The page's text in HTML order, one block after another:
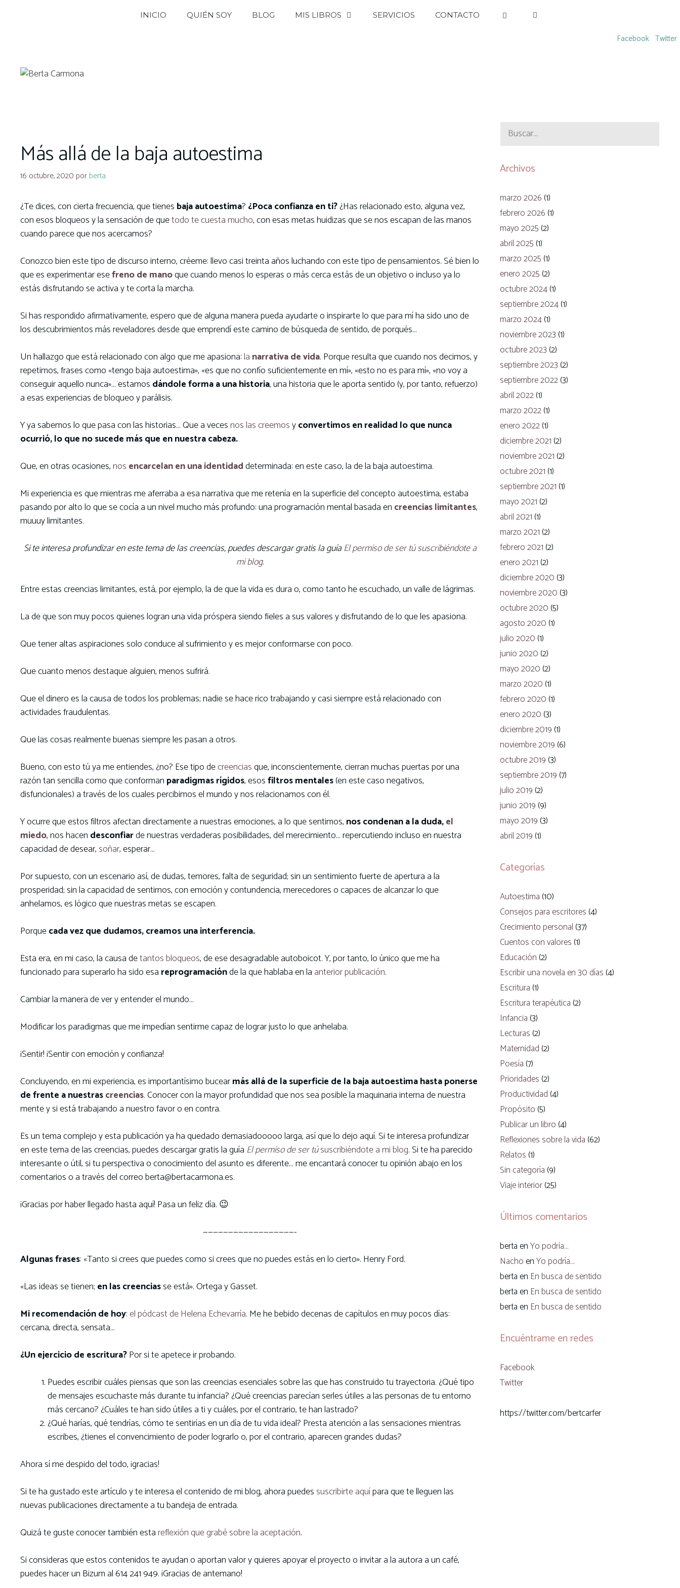
INICIO QUIÉN SOY BLOG MIS LIBROS SERVICIOS CONTACTO
Facebook Twitter
Más allá de la baja autoestima
16 octubre, 2020 por berta
¿Te dices, con cierta frecuencia, que tienes baja autoestima? ¿Poca confianza en ti?¿Has relacionado esto, alguna vez,
con esos bloqueos y la sensación de quetodo te cuesta mucho, con esas metas huidizas que se nos escapan de las manos
cuando parece que nos acercamos?
Conozco bien este tipo de discurso interno, créeme: llevo casi treinta años luchando con este tipo de pensamientos. Sé bien lo
que es experimentar esefreno de manoque cuando menos lo esperas o más cerca estás de un objetivo o incluso ya lo
estás disfrutando se activa y te corta la marcha.
Si has respondido afirmativamente, espero que de alguna manera pueda ayudarte o inspirarte lo que para mí ha sido uno de
los descubrimientos más reveladores desde que emprendí este camino de búsqueda de sentido, de porqués…
Un hallazgo que está relacionado con algo que me apasiona:la narrativa de vida. Porque resulta que cuando nos decimos, y
repetimos, frases como «tengo baja autoestima», «es que no confío suficientemente en mí», «esto no es para mí», «no voy a
conseguir aquello nunca»… estamos dándole forma a una historia, una historia que le aporta sentido (y, por tanto, refuerzo)
a esas experiencias de bloqueo y parálisis.
Y ya sabemos lo que pasa con las historias… Que a vecesnos las creemosyconvertimos en realidad lo que nunca
ocurrió, lo que no sucede más que en nuestra cabeza.
Que, en otras ocasiones,nos encarcelan en una identidaddeterminada: en este caso, la de la baja autoestima.
Mi experiencia es que mientras me aferraba a esa narrativa que me retenía en la superficie del concepto autoestima, estaba
pasando por alto lo que se cocía a un nivel mucho más profundo: una programación mental basada en creencias limitantes,
muuuy limitantes.
Si te interesa profundizar en este tema de las creencias, puedes descargar gratis la guíaEl permiso de ser túsuscribiéndote a
mi blog.
Entre estas creencias limitantes, está, por ejemplo, la de que la vida es dura o, como tanto he escuchado, un valle de lágrimas.
La de que son muy pocos quienes logran una vida próspera siendo fieles a sus valores y disfrutando de lo que les apasiona.
Que tener altas aspiraciones solo conduce al sufrimiento y es mejor conformarse con poco.
Que cuanto menos destaque alguien, menos sufrirá.
Que el dinero es la causa de todos los problemas; nadie se hace rico trabajando y casi siempre está relacionado con
actividades fraudulentas.
Que las cosas realmente buenas siempre les pasan a otros.
Bueno, con esto tú ya me entiendes, ¿no? Ese tipo decreenciasque, inconscientemente, cierran muchas puertas por una
razón tan sencilla como que conforman paradigmas rígidos, esosfiltros mentales(en este caso negativos,
disfuncionales) a través de los cuales percibimos el mundo y nos relacionamos con él.
Y ocurre que estos filtros afectan directamente a nuestras emociones, a lo que sentimos, nos condenan a la duda,el
miedo, nos hacen desconfiarde nuestras verdaderas posibilidades, del merecimiento… repercutiendo incluso en nuestra
capacidad de desear, soñar, esperar…
Por supuesto, con un escenario así, de dudas, temores, falta de seguridad; sin un sentimiento fuerte de apertura a la
prosperidad; sin la capacidad de sentirnos, con emoción y contundencia, merecedores o capaces de alcanzar lo que
anhelamos, es lógico que nuestras metas se escapen.
Porquecada vez que dudamos, creamos una interferencia.
Esta era, en mi caso, la causa detantos bloqueos, de ese desagradable autoboicot. Y, por tanto, lo único que me ha
funcionado para superarlo ha sido esa reprogramaciónde la que hablaba en la anterior publicación.
Cambiar la manera de ver y entender el mundo…
Modificar los paradigmas que me impedían sentirme capaz de lograr justo lo que anhelaba.
¡Sentir! ¡Sentir con emoción y confianza!
Concluyendo, en mi experiencia, es importantísimo bucearmás allá de la superficie de la baja autoestima hasta ponerse
de frente a nuestrascreencias. Conocer con la mayor profundidad que nos sea posible la maquinaria interna de nuestra
mente y si está trabajando a nuestro favor o en contra.
Es un tema complejo y esta publicación ya ha quedado demasiadooooo larga, así que lo dejo aquí. Si te interesa profundizar
en este tema de las creencias, puedes descargar gratis la guía El permiso de ser túsuscribiéndote a mi blog. Si te ha parecido
interesante o útil, si tu perspectiva o conocimiento del asunto es diferente… me encantará conocer tu opinión abajo en los
comentarios o a través del correo berta@bertacarmona.es.
¡Gracias por haber llegado hasta aquí! Pasa un feliz día. 😉
——————————————————-
Algunas frases: «Tanto si crees que puedes como si crees que no puedes estás en lo cierto». Henry Ford.
«Las ideas se tienen; en las creenciasse está». Ortega y Gasset.
Mi recomendación de hoy:el pódcast de Helena Echevarría. Me he bebido decenas de capítulos en muy pocos días:
cercana, directa, sensata…
¿Un ejercicio de escritura?Por si te apetece ir probando.
Puedes escribir cuáles piensas que son las creencias esenciales sobre las que has construido tu trayectoria. ¿Qué tipo
de mensajes escuchaste más durante tu infancia? ¿Qué creencias parecían serles útiles a las personas de tu entorno
más cercano? ¿Cuáles te han sido útiles a ti y cuáles, por el contrario, te han lastrado?
¿Qué harías, qué tendrías, cómo te sentirías en un día de tu vida ideal? Presta atención a las sensaciones mientras
escribes, ¿tienes el convencimiento de poder lograrlo o, por el contrario, aparecen grandes dudas?
Ahora sí me despido del todo, ¡gracias!
Si te ha gustado este artículo y te interesa el contenido de mi blog, ahora puedes suscribirte aquípara que te lleguen las
nuevas publicaciones directamente a tu bandeja de entrada.
Quizá te guste conocer también estareflexión que grabé sobre la aceptación.
Si consideras que estos contenidos te ayudan o aportan valor y quieres apoyar el proyecto o invitar a la autora a un café,
puedes hacer un Bizum al 614 241 949. ¡Gracias de antemano!
Buscar:
Archivos
marzo 2026 (1)
febrero 2026 (1)
mayo 2025 (2)
abril 2025 (1)
marzo 2025 (1)
enero 2025 (2)
octubre 2024(1)
septiembre 2024(1)
marzo 2024(1)
noviembre 2023 (1)
octubre 2023 (2)
septiembre 2023 (2)
septiembre 2022(3)
abril 2022(1)
marzo 2022(1)
enero 2022(1)
diciembre 2021 (2)
noviembre 2021 (2)
octubre 2021 (1)
septiembre 2021 (1)
mayo 2021 (2)
abril 2021 (1)
marzo 2021 (2)
febrero 2021 (2)
enero 2021 (2)
diciembre 2020 (3)
noviembre 2020 (3)
octubre 2020 (5)
agosto 2020 (1)
julio 2020 (1)
junio 2020 (2)
mayo 2020 (2)
marzo 2020 (1)
febrero 2020 (1)
enero 2020 (3)
diciembre 2019 (1)
noviembre 2019 (6)
octubre 2019 (3)
septiembre 2019 (7)
julio 2019 (2)
junio 2019 (9)
mayo 2019 (3)
abril 2019 (1)
Categorías
Autoestima (10)
Consejos para escritores (4)
Crecimiento personal (37)
Cuentos con valores (1)
Educación (2)
Escribir una novela en 30 días (4)
Escritura (1)
Escritura terapéutica (2)
Infancia (3)
Lecturas (2)
Maternidad (2)
Poesía (7)
Prioridades (2)
Productividad (4)
Propósito (5)
Publicar un libro (4)
Reflexiones sobre la vida (62)
Relatos (1)
Sin categoría (9)
Viaje interior(25)
Últimos comentarios
bertaenYo podría…
NachoenYo podría…
bertaen En busca de sentido
bertaen En busca de sentido
bertaen En busca de sentido
Encuéntrame en redes
Facebook
Twitter
https://twitter.com/bertcarfer